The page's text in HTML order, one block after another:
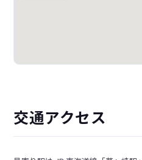
交通アクセス